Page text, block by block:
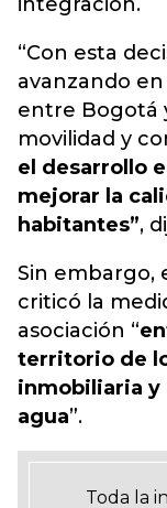
“Con esta
avanzando
entre Bogotá
movilidad y
el desarrollo
mejorar la
habitantes”,
Sin embargo,
criticó la
asociación “
territorio de
inmobiliaria y
agua”.
Toda la